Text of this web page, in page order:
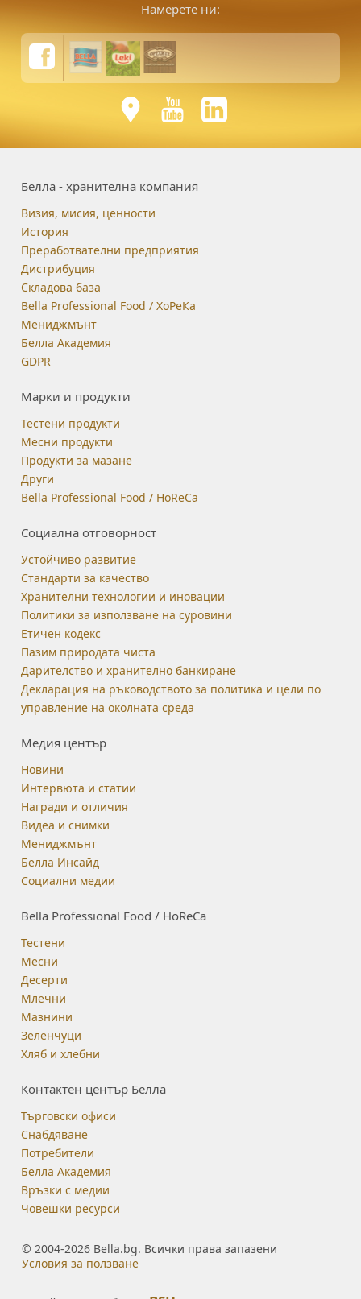
Намерете ни:
Белла - хранителна компания
Визия, мисия, ценности
История
Преработвателни предприятия
Дистрибуция
Складова база
Bella Professional Food / ХоРеКа
Мениджмънт
Белла Академия
GDPR
Марки и продукти
Тестени продукти
Месни продукти
Продукти за мазане
Други
Bella Professional Food / HoReCa
Социална отговорност
Устойчиво развитие
Стандарти за качество
Хранителни технологии и иновации
Политики за използване на суровини
Етичен кодекс
Пазим природата чиста
Дарителство и хранително банкиране
Декларация на ръководството за политика и цели по
управление на околната среда
Медия център
Новини
Интервюта и статии
Награди и отличия
Видеа и снимки
Мениджмънт
Белла Инсайд
Социални медии
Bella Professional Food / HoReCa
Тестени
Месни
Десерти
Млечни
Мазнини
Зеленчуци
Хляб и хлебни
Контактен център Белла
Търговски офиси
Снабдяване
Потребители
Белла Академия
Връзки с медии
Човешки ресурси
© 2004-2026 Bella.bg. Всички права запазени
Условия за ползване